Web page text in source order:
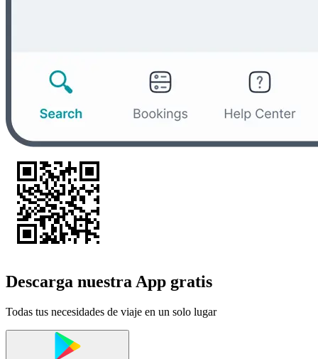
Descarga nuestra App gratis
Todas tus necesidades de viaje en un solo lugar